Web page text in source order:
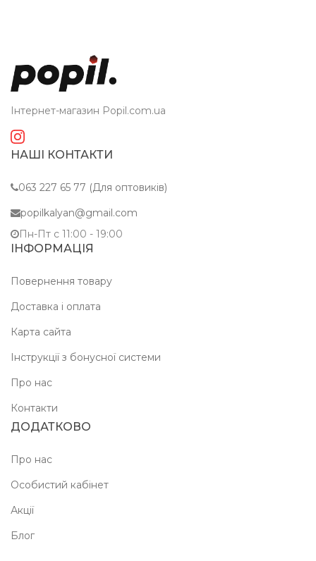
Інтернет-магазин Popil.com.ua
НАШІ КОНТАКТИ
063 227 65 77 (Для оптовиків)
popilkalyan@gmail.com
Пн-Пт c 11:00 - 19:00
ІНФОРМАЦІЯ
Повернення товару
Доставка і оплата
Карта сайта
Інструкції з бонусної системи
Про нас
Контакти
ДОДАТКОВО
Про нас
Особистий кабінет
Акції
Блог